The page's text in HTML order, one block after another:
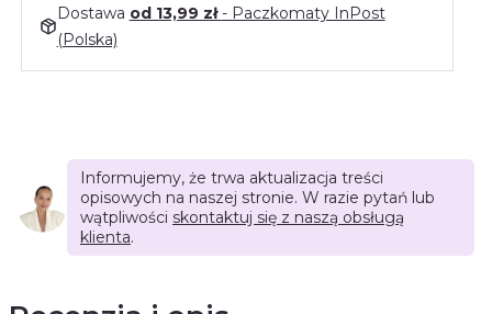
Dostawa od 13,99 zł- Paczkomaty InPost
(Polska)
Informujemy, że trwa aktualizacja treści
opisowych na naszej stronie. W razie pytań lub
wątpliwości skontaktuj się z naszą obsługą
klienta.